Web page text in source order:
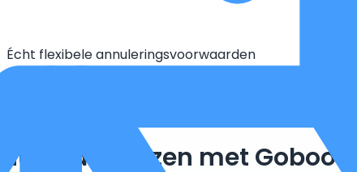
Écht flexibele annuleringsvoorwaarden
Duurzaam reizen met Goboony